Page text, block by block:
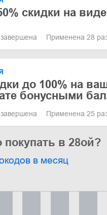
скидки на
Применена 28
до 100% на
бонусными
Применена 25
покупать в 28ой?
в месяц